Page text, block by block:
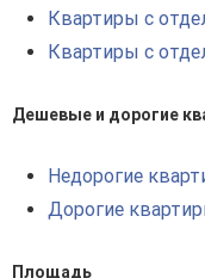
Квартиры с
Квартиры с
Дешевые и дорогие
Недорогие
Дорогие
Площадь